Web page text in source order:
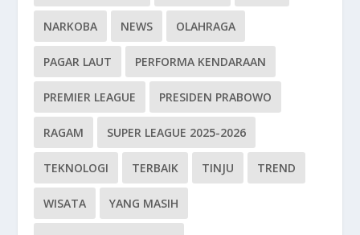
NARKOBA NEWS OLAHRAGA
PAGAR LAUT PERFORMA KENDARAAN
PREMIER LEAGUE PRESIDEN PRABOWO
RAGAM SUPER LEAGUE 2025-2026
TEKNOLOGI TERBAIK TINJU TREND
WISATA YANG MASIH